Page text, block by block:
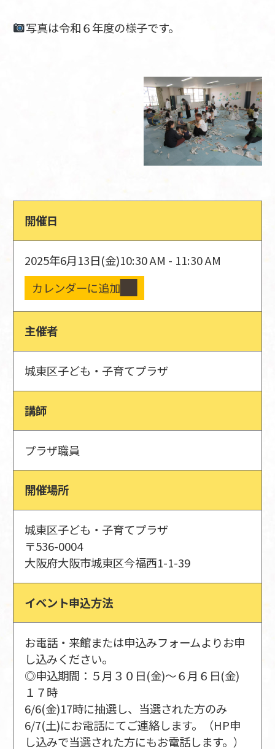
写真は令和６年度の様子です。
開催日
2025年6月13日(金)10:30 AM - 11:30 AM
カレンダーに追加
主催者
城東区子ども・子育てプラザ
講師
プラザ職員
開催場所
城東区子ども・子育てプラザ
〒536-0004
大阪府大阪市城東区今福西1-1-39
イベント申込方法
お電話・来館または申込みフォームよりお申
し込みください。
◎申込期間：５月３０日(金)～６月６日(金)
１７時
6/6(金)17時に抽選し、当選された方のみ
6/7(土)にお電話にてご連絡します。（HP申
し込みで当選された方にもお電話します。）